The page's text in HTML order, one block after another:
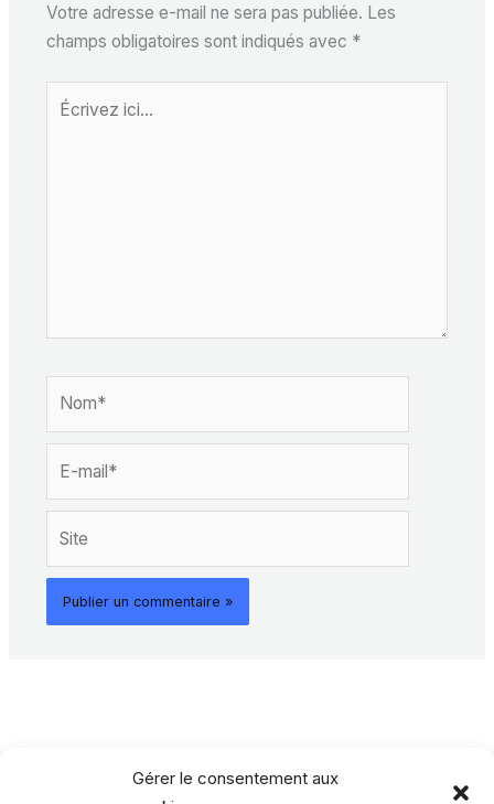
Gérer le consentement aux
Votre adresse e-mail ne sera pas publiée. Les
champs obligatoires sont indiqués avec *
Écrivez
ici…
mail*